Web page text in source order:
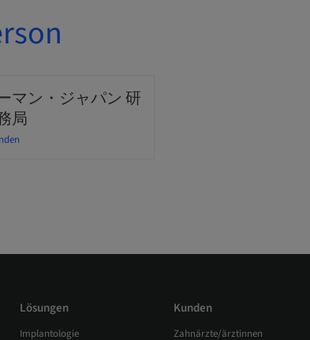
マン・ジャパン 研
局
Lösungen
Implantologie
Kunden
Zahnärzte/ärztinnen